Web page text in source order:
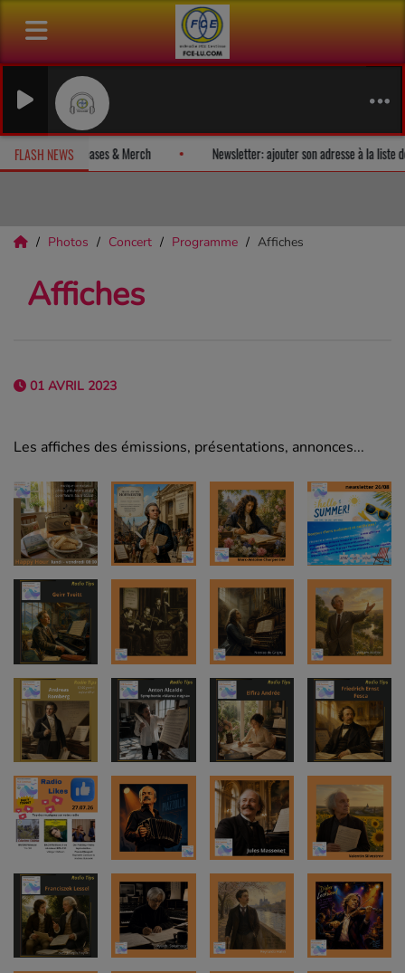
FLASH NEWS
un album-surprise! Fan Releases & Merch Newsletter:
Photos Concert Programme Affiches
Affiches
01 AVRIL 2023
Les affiches des émissions, présentations, annonces...